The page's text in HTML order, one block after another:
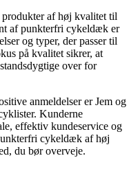
af høj kvalitet til
af punkterfri cykeldæk er
og typer, der passer til
på kvalitet sikrer, at
over for
anmeldelser er Jem og
Kunderne
effektiv kundeservice og
cykeldæk af høj
du bør overveje.